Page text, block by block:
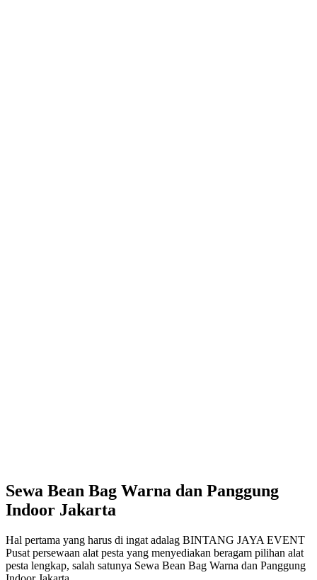
Sewa Bean Bag Warna dan Panggung
Indoor Jakarta
Hal pertama yang harus di ingat adalag BINTANG JAYA EVENT
Pusat persewaan alat pesta yang menyediakan beragam pilihan alat
pesta lengkap, salah satunya Sewa Bean Bag Warna dan Panggung